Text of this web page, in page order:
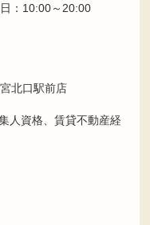
：10:00～20:00
北口駅前店
人資格、賃貸不動産経